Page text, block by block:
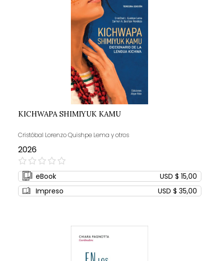
KICHWAPA SHIMIYUK KAMU
Cristóbal Lorenzo Quishpe Lema y otros
2026
0%
eBook
USD $ 15,00
Impreso
USD $ 35,00